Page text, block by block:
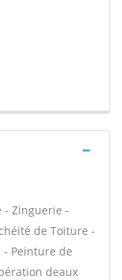
- Zinguerie -
de Toiture -
- Peinture de
deaux